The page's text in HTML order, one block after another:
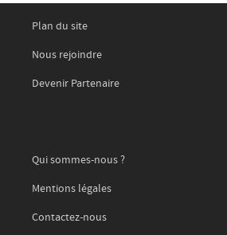
Plan du site
Nous rejoindre
Devenir Partenaire
Qui sommes-nous ?
Mentions légales
Contactez-nous